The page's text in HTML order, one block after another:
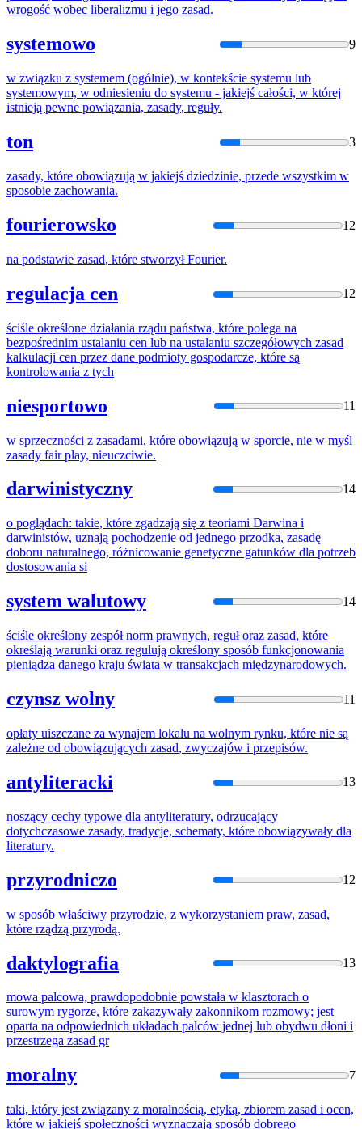
wrogość wobec liberalizmu i jego zasad.
systemowo 9
w związku z systemem (ogólnie), w kontekście systemu lub
systemowym, w odniesieniu do systemu - jakiejś całości, w której
istnieją pewne powiązania, zasady, reguły.
ton 3
zasady, które obowiązują w jakiejś dziedzinie, przede wszystkim w
sposobie zachowania.
fourierowsko 12
na podstawie zasad, które stworzył Fourier.
regulacja cen 12
ściśle określone działania rządu państwa, które polega na
bezpośrednim ustalaniu cen lub na ustalaniu szczegółowych zasad
kalkulacji cen przez dane podmioty gospodarcze, które są
kontrolowania z tych
niesportowo 11
w sprzeczności z zasadami, które obowiązują w sporcie, nie w myśl
zasady fair play, nieuczciwie.
darwinistyczny 14
o poglądach: takie, które zgadzają się z teoriami Darwina i
darwinistów, uznają pochodzenie od jednego przodka, zasadę
doboru naturalnego, różnicowanie genetyczne gatunków dla potrzeb
dostosowania si
system walutowy 14
ściśle określony zespół norm prawnych, reguł oraz zasad, które
określają warunki oraz regulują określony sposób funkcjonowania
pieniądza danego kraju świata w transakcjach międzynarodowych.
czynsz wolny 11
opłaty uiszczane za wynajem lokalu na wolnym rynku, które nie są
zależne od obowiązujących zasad, zwyczajów i przepisów.
antyliteracki 13
noszący cechy typowe dla antyliteratury, odrzucający
dotychczasowe zasady, tradycje, schematy, które obowiązywały dla
literatury.
przyrodniczo 12
w sposób właściwy przyrodzie, z wykorzystaniem praw, zasad,
które rządzą przyrodą.
daktylografia 13
mowa palcowa, prawdopodobnie powstała w klasztorach o
surowym rygorze, które zakazywały zakonnikom rozmowy; jest
oparta na odpowiednich układach palców jednej lub obydwu dłoni i
przestrzega zasad gr
moralny 7
taki, który jest związany z moralnością, etyką, zbiorem zasad i ocen,
które w jakiejś społeczności wyznaczają sposób dobrego